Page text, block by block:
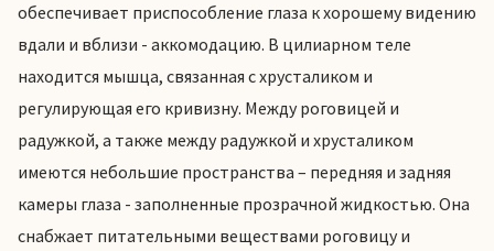
обеспечивает приспособление глаза к хорошему видению
вдали и вблизи - аккомодацию. В цилиарном теле
находится мышца, связанная с хрусталиком и
регулирующая его кривизну. Между роговицей и
радужкой, а также между радужкой и хрусталиком
имеются небольшие пространства – передняя и задняя
камеры глаза - заполненные прозрачной жидкостью. Она
снабжает питательными веществами роговицу и